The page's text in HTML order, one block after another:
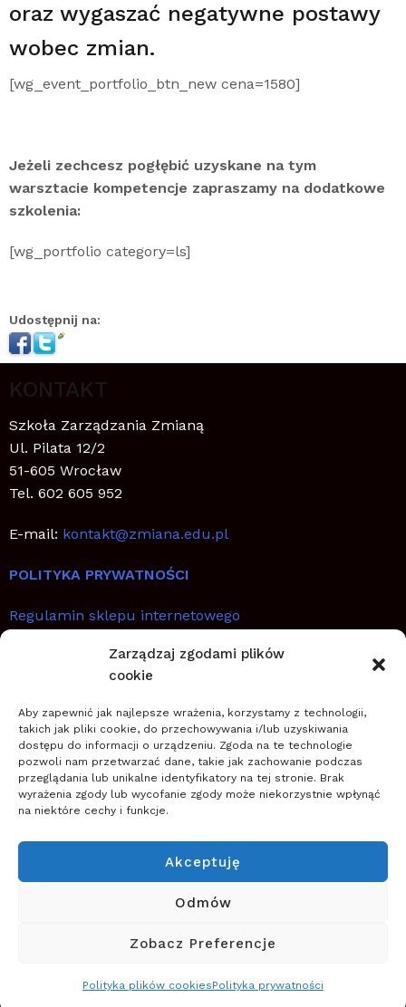
Zarządzaj zgodami plików
cookie
Aby zapewnić jak najlepsze wrażenia, korzystamy z technologii,
takich jak pliki cookie, do przechowywania i/lub uzyskiwania
dostępu do informacji o urządzeniu. Zgoda na te technologie
pozwoli nam przetwarzać dane, takie jak zachowanie podczas
przeglądania lub unikalne identyfikatory na tej stronie. Brak
wyrażenia zgody lub wycofanie zgody może niekorzystnie wpłynąć
na niektóre cechy i funkcje.
Akceptuję
Odmów
Zobacz Preferencje
Polityka plików cookiesPolityka prywatności
oraz wygaszać negatywne postawy
wobec zmian.
[wg_event_portfolio_btn_new cena=1580]
Jeżeli zechcesz pogłębić uzyskane na tym
warsztacie kompetencje zapraszamy na dodatkowe
szkolenia:
[wg_portfolio category=ls]
Udostępnij na:
KONTAKT
Szkoła Zarządzania Zmianą
Ul. Pilata 12/2
51-605 Wrocław
Tel. 602 605 952
E-mail: kontakt@zmiana.edu.pl
POLITYKA PRYWATNOŚCI
Regulamin sklepu internetowego
SZYBKIE LINKI
Jak planować, wdrażać i utrwalić zmianę
Zostań coachem transformacji
Zwiększ szanse na sukces zmiany
O NAS
Szkoła Zarządzania Zmianą wspiera firmy w
planowaniu, wdrażaniu i zapewnieniu trwałości zmian
(nowych przedsięwzięć, projektów, innowacji,
Czytaj więcej